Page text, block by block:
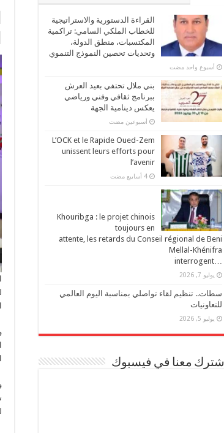
القراءة الدستورية والاستراتيجية
للخطاب الملكي السامي: تراكمية
المكتسبات، منطق الدولة،
وتحديات تحصين النموذج التنموي
‏أسبوع واحد مضت
بني ملال تحتفي بعيد العرش
ببرنامج ثقافي وفني ورياضي
يعكس دينامية الجهة
‏أسبوعين مضت
L’OCK et le Rapide Oued-Zem
unissent leurs efforts pour
l’avenir
Khouribga : le projet chinois
toujours en
attente, les retards du Conseil régional de Beni
Mellal-Khénifra
يوليو 7, 2026
سطات.. تنظيم لقاء تواصلي بمناسبة اليوم العالمي
للتعاونيات
يوليو 5, 2026
اشترك معنا في فيسبوك